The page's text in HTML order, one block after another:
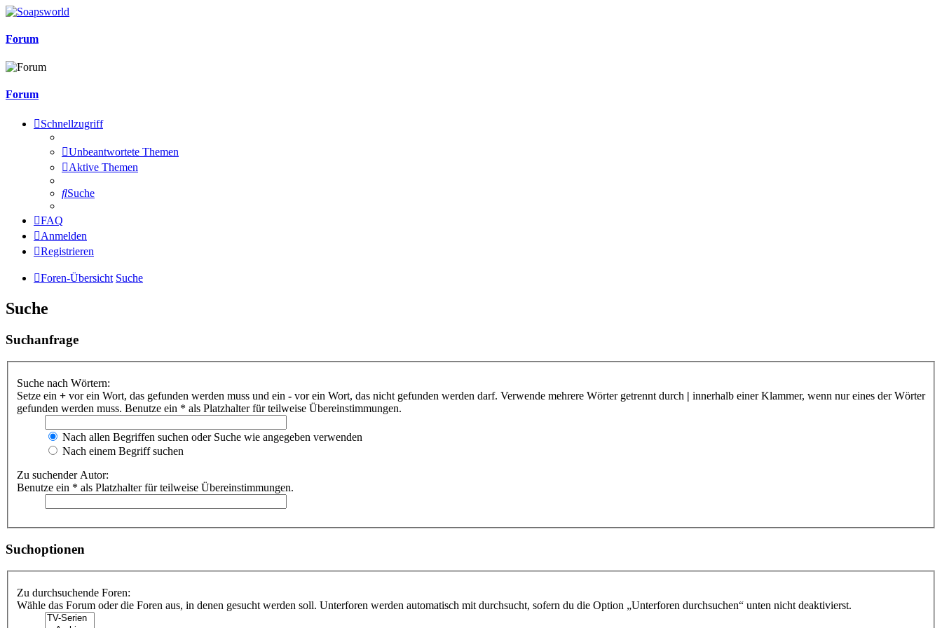
Forum
Forum
Schnellzugriff
Unbeantwortete Themen
Aktive Themen
Suche
FAQ
Anmelden
Registrieren
Foren-Übersicht Suche
Suche
Suchanfrage
Suche nach Wörtern:
Setze ein + vor ein Wort, das gefunden werden muss und ein - vor ein Wort, das nicht gefunden werden darf. Verwende mehrere Wörter getrennt durch | innerhalb einer Klammer, wenn nur eines der Wörter
gefunden werden muss. Benutze ein * als Platzhalter für teilweise Übereinstimmungen.
Nach allen Begriffen suchen oder Suche wie angegeben verwenden
Nach einem Begriff suchen
Zu suchender Autor:
Benutze ein * als Platzhalter für teilweise Übereinstimmungen.
Suchoptionen
Zu durchsuchende Foren:
Wähle das Forum oder die Foren aus, in denen gesucht werden soll. Unterforen werden automatisch mit durchsucht, sofern du die Option „Unterforen durchsuchen“ unten nicht deaktivierst.